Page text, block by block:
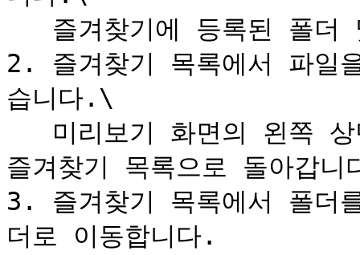
2. 즐겨찾기 목록에서 파일
습니다.\
즐겨찾기 목록으로 돌아갑니
3. 즐겨찾기 목록에서 폴더
더로 이동합니다.